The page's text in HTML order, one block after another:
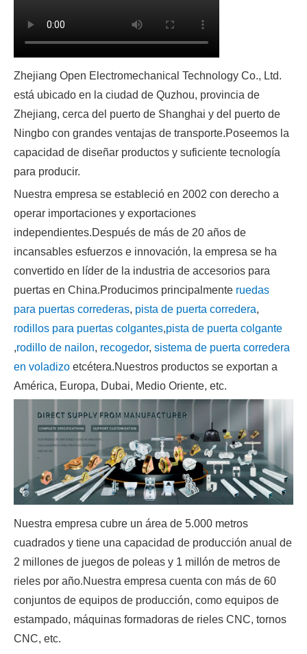
Zhejiang Open Electromechanical Technology Co., Ltd.
está ubicado en la ciudad de Quzhou, provincia de
Zhejiang, cerca del puerto de Shanghai y del puerto de
Ningbo con grandes ventajas de transporte.Poseemos la
capacidad de diseñar productos y suficiente tecnología
para producir.
Nuestra empresa se estableció en 2002 con derecho a
operar importaciones y exportaciones
independientes.Después de más de 20 años de
incansables esfuerzos e innovación, la empresa se ha
convertido en líder de la industria de accesorios para
puertas en China.Producimos principalmente ruedas
para puertas correderas, pista de puerta corredera,
rodillos para puertas colgantes,pista de puerta colgante
,rodillo de nailon, recogedor, sistema de puerta corredera
en voladizo etcétera.Nuestros productos se exportan a
América, Europa, Dubai, Medio Oriente, etc.
Nuestra empresa cubre un área de 5.000 metros
cuadrados y tiene una capacidad de producción anual de
2 millones de juegos de poleas y 1 millón de metros de
rieles por año.Nuestra empresa cuenta con más de 60
conjuntos de equipos de producción, como equipos de
estampado, máquinas formadoras de rieles CNC, tornos
CNC, etc.